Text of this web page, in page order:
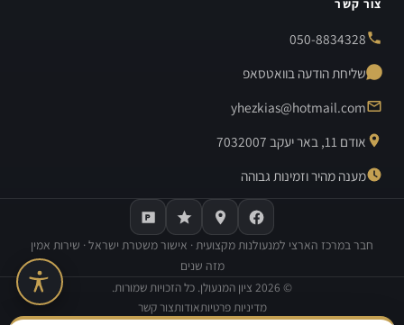
צור קשר
050-8834328
שליחת הודעה בוואטסאפ
yhezkias@hotmail.com
אודם 11, באר יעקב 7032007
מענה מהיר וזמינות גבוהה
חבר במרכז הארצי למנעולנות מקצועית · אישור משטרת ישראל · שירות אמין
מזה שנים
©
2026 ציון המנעולן. כל הזכויות שמורות.
מדיניות פרטיותאודותצור קשר